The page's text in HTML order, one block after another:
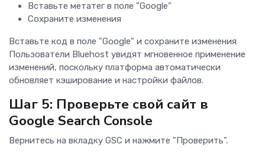
Вставьте метатег в поле "Google"
Сохраните изменения
Вставьте код в поле "Google" и сохраните изменения
Пользователи Bluehost увидят мгновенное применение
изменений, поскольку платформа автоматически
обновляет кэширование и настройки файлов.
Шаг 5: Проверьте свой сайт в
Google Search Console
Вернитесь на вкладку GSC и нажмите "Проверить".